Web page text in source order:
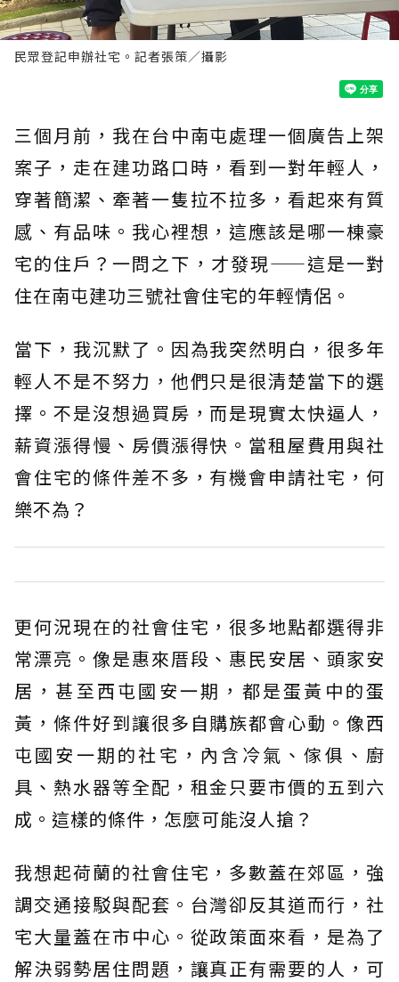
民眾登記申辦社宅。記者張策／攝影
三個月前，我在台中南屯處理一個廣告上架
案子，走在建功路口時，看到一對年輕人，
穿著簡潔、牽著一隻拉不拉多，看起來有質
感、有品味。我心裡想，這應該是哪一棟豪
宅的住戶？一問之下，才發現——這是一對
住在南屯建功三號社會住宅的年輕情侶。
當下，我沉默了。因為我突然明白，很多年
輕人不是不努力，他們只是很清楚當下的選
擇。不是沒想過買房，而是現實太快逼人，
薪資漲得慢、房價漲得快。當租屋費用與社
會住宅的條件差不多，有機會申請社宅，何
樂不為？
更何況現在的社會住宅，很多地點都選得非
常漂亮。像是惠來厝段、惠民安居、頭家安
居，甚至西屯國安一期，都是蛋黃中的蛋
黃，條件好到讓很多自購族都會心動。像西
屯國安一期的社宅，內含冷氣、傢俱、廚
具、熱水器等全配，租金只要市價的五到六
成。這樣的條件，怎麼可能沒人搶？
我想起荷蘭的社會住宅，多數蓋在郊區，強
調交通接駁與配套。台灣卻反其道而行，社
宅大量蓋在市中心。從政策面來看，是為了
解決弱勢居住問題，讓真正有需要的人，可